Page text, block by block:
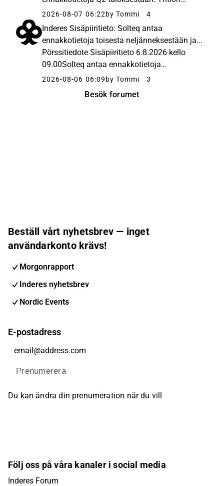
liikevaihto jäi odotuksistamme, mutta
alkuvuodesta toteutetut raskaat säästötoimet
purivat hieman ennusteitamme paremmin.
Joni för ...
2026-08-07 06:22by Tommi 4
Inderes Sisäpiiritieto: Solteq antaa
ennakkotietoja toisesta neljänneksestään ja...
Pörssitiedote Sisäpiiritieto 6.8.2026 kello
09.00Solteq antaa ennakkotietoja
taloudellisesta kehityksestään
alustavia ja tilintarkastamattomia."Heikon... ...
2026-08-06 06:09 by Tommi 3
Besök forumet
Beställ vårt nyhetsbrev — inget
användarkonto krävs!
Morgonrapport
Inderes nyhetsbrev
Nordic Events
E-postadress
Prenumerera
Du kan ändra din prenumeration när du vill
Följ oss på våra kanaler i social media
Inderes Forum